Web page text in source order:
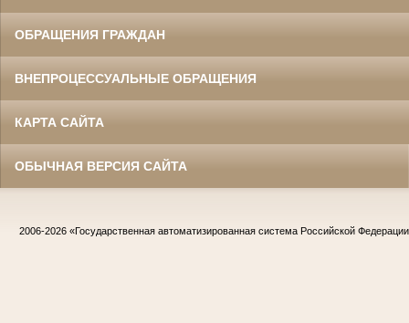
ОБРАЩЕНИЯ ГРАЖДАН
ВНЕПРОЦЕССУАЛЬНЫЕ ОБРАЩЕНИЯ
КАРТА САЙТА
ОБЫЧНАЯ ВЕРСИЯ САЙТА
2006-2026 «Государственная автоматизированная система Российской